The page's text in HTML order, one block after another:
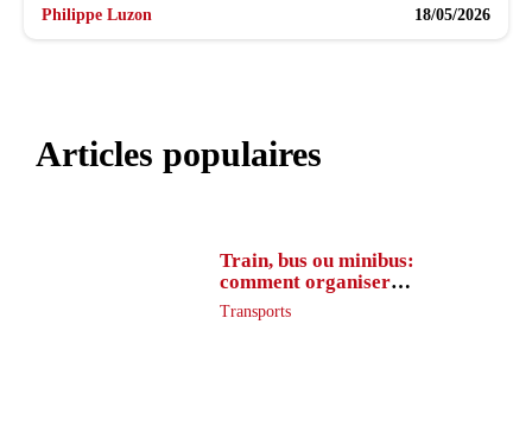
Philippe Luzon 18/05/2026
Articles populaires
Train, bus ou minibus:
comment organiser
l’itinéraire en France
Transports